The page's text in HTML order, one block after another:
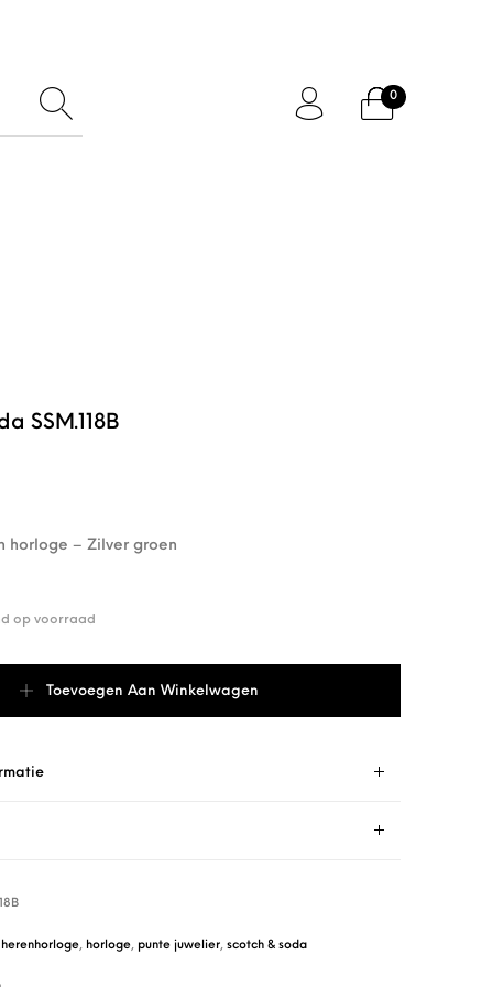
0
SSM.118B
horloge – Zilver groen
op voorraad
Toevoegen Aan Winkelwagen
herenhorloge, horloge, punte juwelier, scotch & soda